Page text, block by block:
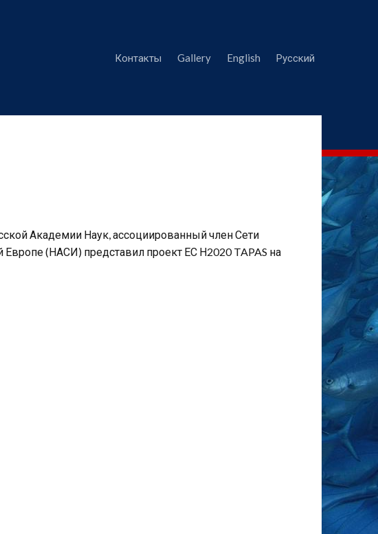
Контакты Gallery English Русский
Академии Наук, ассоциированный член Сети
Европе (НАСИ) представил проект ЕС Н2020 TAPAS на